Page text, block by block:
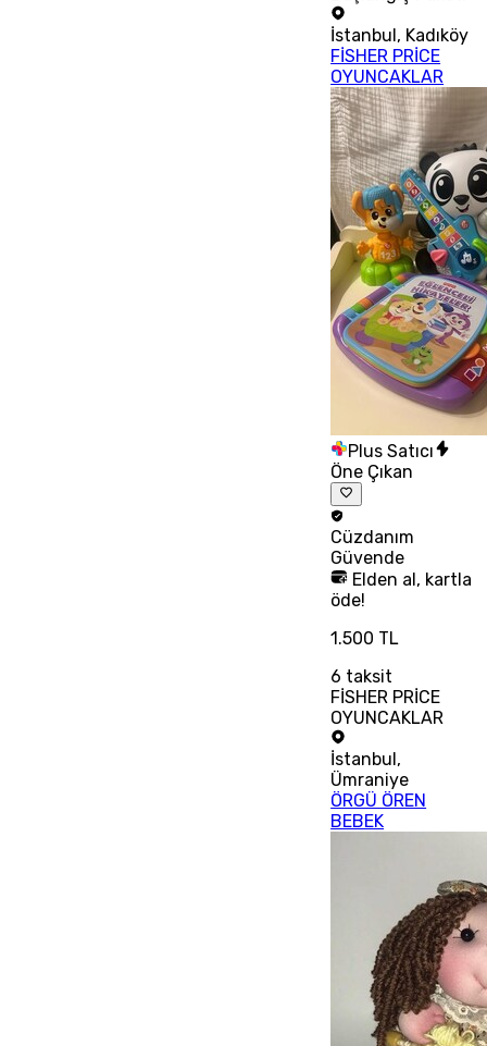
İstanbul, Kadıköy
FİSHER PRİCE
OYUNCAKLAR
Plus Satıcı
Öne Çıkan
Cüzdanım
Güvende
Elden al, kartla
öde!
1.500 TL
6 taksit
FİSHER PRİCE
OYUNCAKLAR
İstanbul ,
Ümraniye
ÖRGÜ ÖREN
BEBEK